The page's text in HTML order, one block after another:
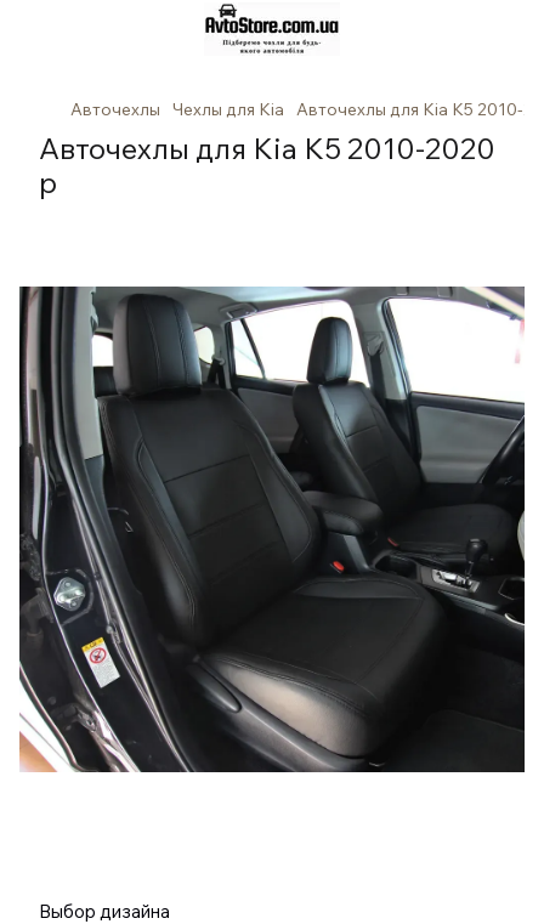
Авточехлы Чехлы для Kia Авточехлы для Kia K5 2010-
Авточехлы для Kia K5 2010-2020
р
Выбор дизайна